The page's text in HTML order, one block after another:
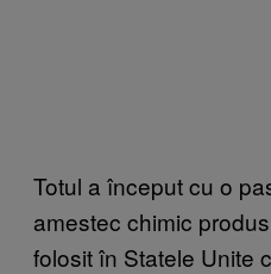
Totul a început cu o
amestec chimic
folosit în Statele Unite